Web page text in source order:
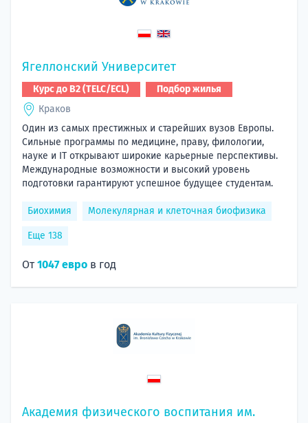
Ягеллонский Университет
Курс до B2 (TELC/ECL)
Подбор жилья
Краков
Один из самых престижных и старейших вузов Европы.
Сильные программы по медицине, праву, филологии,
науке и IT открывают широкие карьерные перспективы.
Международные возможности и высокий уровень
подготовки гарантируют успешное будущее студентам.
Биохимия Молекулярная и клеточная биофизика
Еще 138
От1047 евро в год
Академия физического воспитания им.